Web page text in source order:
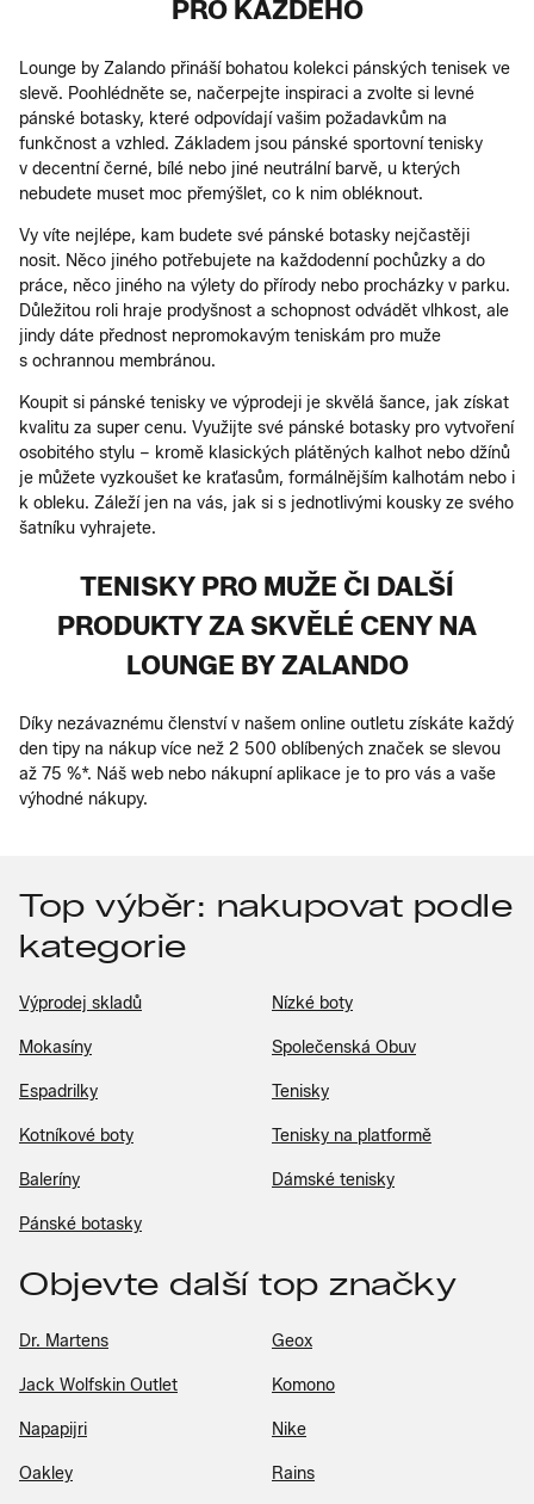
PRO KAŽDÉHO
Lounge by Zalando přináší bohatou kolekci pánských tenisek ve
slevě. Poohlédněte se, načerpejte inspiraci a zvolte si levné
pánské botasky, které odpovídají vašim požadavkům na
funkčnost a vzhled. Základem jsou pánské sportovní tenisky
v decentní černé, bílé nebo jiné neutrální barvě, u kterých
nebudete muset moc přemýšlet, co k nim obléknout.
Vy víte nejlépe, kam budete své pánské botasky nejčastěji
nosit. Něco jiného potřebujete na každodenní pochůzky a do
práce, něco jiného na výlety do přírody nebo procházky v parku.
Důležitou roli hraje prodyšnost a schopnost odvádět vlhkost, ale
jindy dáte přednost nepromokavým teniskám pro muže
s ochrannou membránou.
Koupit si pánské tenisky ve výprodeji je skvělá šance, jak získat
kvalitu za super cenu. Využijte své pánské botasky pro vytvoření
osobitého stylu – kromě klasických plátěných kalhot nebo džínů
je můžete vyzkoušet ke kraťasům, formálnějším kalhotám nebo i
k obleku. Záleží jen na vás, jak si s jednotlivými kousky ze svého
šatníku vyhrajete.
TENISKY PRO MUŽE ČI DALŠÍ
PRODUKTY ZA SKVĚLÉ CENY NA
LOUNGE BY ZALANDO
Díky nezávaznému členství v našem online outletu získáte každý
den tipy na nákup více než 2 500 oblíbených značek se slevou
až 75 %*. Náš web nebo nákupní aplikace je to pro vás a vaše
výhodné nákupy.
Top výběr: nakupovat podle
kategorie
Výprodej skladů Nízké boty
Mokasíny Společenská Obuv
Espadrilky Tenisky
Kotníkové boty Tenisky na platformě
Baleríny Dámské tenisky
Pánské botasky
Objevte další top značky
Dr. Martens Geox
Jack Wolfskin Outlet Komono
Napapijri Nike
Oakley Rains